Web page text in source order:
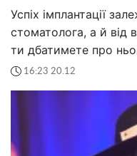
Успіх імплантації
стоматолога, а й від
ти дбатимете про
16:23 20.12